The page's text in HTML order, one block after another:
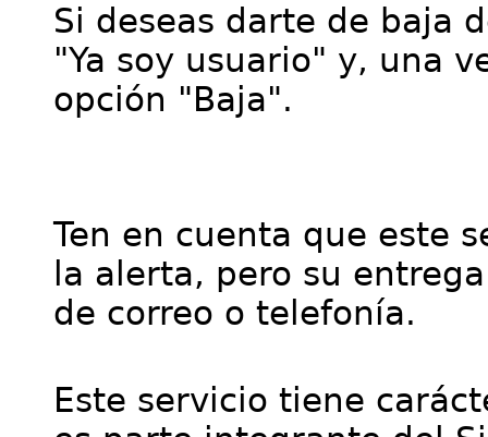
Si deseas darte de baja
"Ya soy usuario" y, una
opción "Baja".
Ten en cuenta que este
la alerta, pero su
de correo o telefonía.
Este servicio tiene